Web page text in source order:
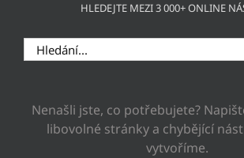
HLEDEJTE MEZI 3 000+ ONLINE
Hledat:
Nenašli jste, co potřebujete?
libovolné stránky a chybějící
vytvoříme.